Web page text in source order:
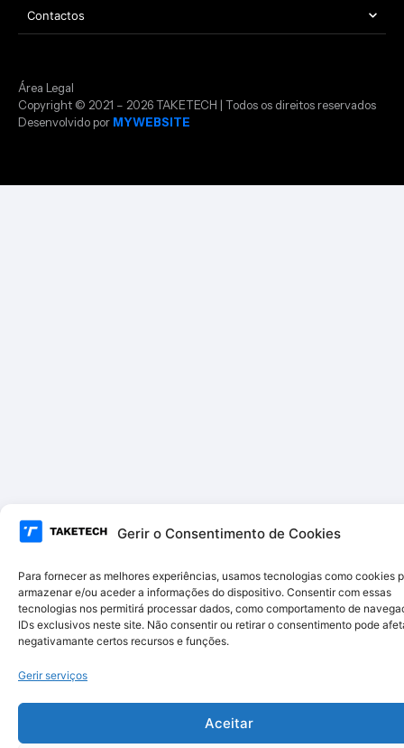
Gerir o Consentimento de Cookies
Para fornecer as melhores experiências, usamos tecnologias como cookies
armazenar e/ou aceder a informações do dispositivo. Consentir com essas
tecnologias nos permitirá processar dados, como comportamento de
IDs exclusivos neste site. Não consentir ou retirar o consentimento pode
negativamante certos recursos e funções.
Gerir serviços
Aceitar
Contactos
Copyright © 2021 – 2026 TAKETECH | Todos os direitos reservados
Desenvolvido por MYWEBSITE
Área Legal